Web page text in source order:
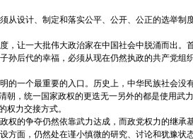
设计、制定和落实公平、公开、公正的选举制
让一大批伟大政治家在中国社会中脱涌而出。
孙后代的幸福，必须从现在仍然执政的共产党组
一个最重要的入口。历史上，中华民族社会没
朝，统一国家政权的更迭无一另外的都是使用武
权力交接方式。
的争夺仍然依靠武力达成，而政党权力的继承
方面，仍然处在谨小慎微的研究、讨论和犹豫状